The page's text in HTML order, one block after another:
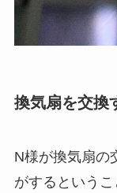
換気扇を交換
N様が換気扇の
がするという